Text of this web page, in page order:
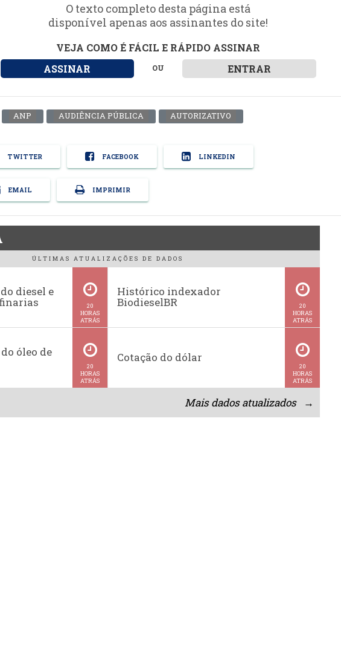
O texto completo desta página está
disponível apenas aos assinantes do site!
VEJA COMO É FÁCIL E RÁPIDO ASSINAR
ASSINAR
OU ENTRAR
ANP AUDIÊNCIA PÚBLICA AUTORIZATIVO
TWITTER FACEBOOK LINKEDIN
EMAIL IMPRIMIR
ÚLTIMAS ATUALIZAÇÕES DE DADOS
diesel e
20
HORAS
ATRÁS
Histórico indexador
BiodieselBR
20
HORAS
ATRÁS
óleo de
20
HORAS
ATRÁS
Cotação do dólar
20
HORAS
ATRÁS
Mais dados atualizados →